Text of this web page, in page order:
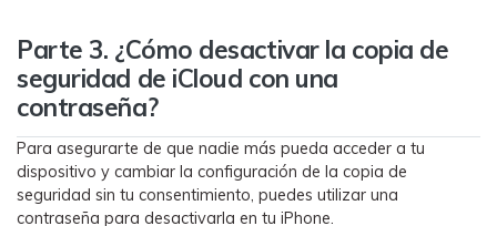
Parte 3. ¿Cómo desactivar la copia de
seguridad de iCloud con una
contraseña?󠀲󠀡󠀠󠀥󠀩󠀧󠀣󠀠󠀩󠀳
Para asegurarte de que nadie más pueda acceder a tu
dispositivo y cambiar la configuración de la copia de
seguridad sin tu consentimiento, puedes utilizar una
contraseña para desactivarla en tu iPhone.󠀲󠀡󠀠󠀥󠀩󠀧󠀣󠀤󠀦󠀳